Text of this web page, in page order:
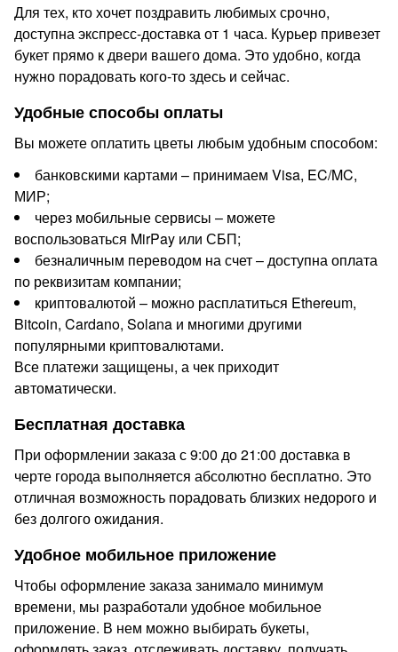
Для тех, кто хочет поздравить любимых срочно,
доступна экспресс-доставка от 1 часа. Курьер привезет
букет прямо к двери вашего дома. Это удобно, когда
нужно порадовать кого-то здесь и сейчас.
Удобные способы оплаты
Вы можете оплатить цветы любым удобным способом:
банковскими картами – принимаем Visa, EC/MC,
МИР;
через мобильные сервисы – можете
воспользоваться MirPay или СБП;
безналичным переводом на счет – доступна оплата
по реквизитам компании;
криптовалютой – можно расплатиться Ethereum,
Bitcoin, Cardano, Solana и многими другими
популярными криптовалютами.
Все платежи защищены, а чек приходит
автоматически.
Бесплатная доставка
При оформлении заказа с 9:00 до 21:00 доставка в
черте города выполняется абсолютно бесплатно. Это
отличная возможность порадовать близких недорого и
без долгого ожидания.
Удобное мобильное приложение
Чтобы оформление заказа занимало минимум
времени, мы разработали удобное мобильное
приложение. В нем можно выбирать букеты,